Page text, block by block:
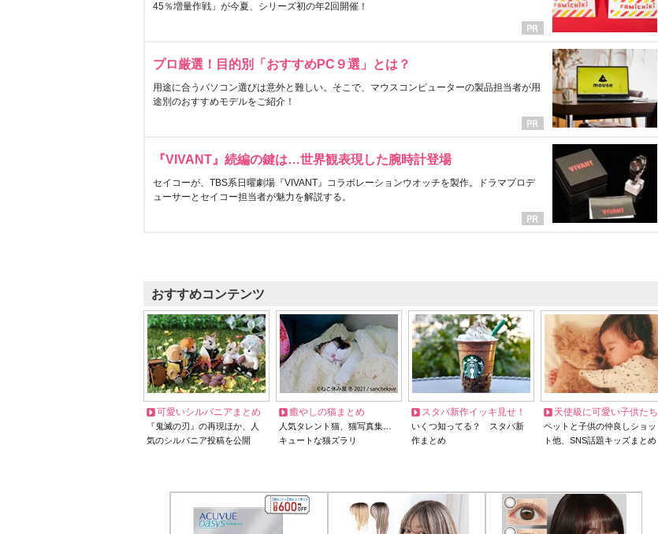
45％増量作戦」が今夏、シリーズ初の年2回開催！
プロ厳選！目的別「おすすめPC９選」とは？
用途に合うパソコン選びは意外と難しい。そこで、マウスコンピューターの製品担当者が用
途別のおすすめモデルをご紹介！
『VIVANT』続編の鍵は…世界観表現した腕時計登場
セイコーが、TBS系日曜劇場『VIVANT』コラボレーションウオッチを製作。ドラマプロデ
ューサーとセイコー担当者が魅力を解説する。
おすすめコンテンツ
可愛いシルバニアまとめ
『鬼滅の刃』の再現ほか、人
気のシルバニア投稿を公開
癒やしの猫まとめ
人気タレント猫、猫写真集…
キュートな猫ズラリ
スタバ新作イッキ見せ！
いくつ知ってる？ スタバ新
作まとめ
天使級に可愛い子供たち
ペットと子供の仲良しショッ
ト他、SNS話題キッズまとめ